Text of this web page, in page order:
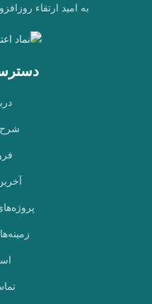
به امید ارتقاء